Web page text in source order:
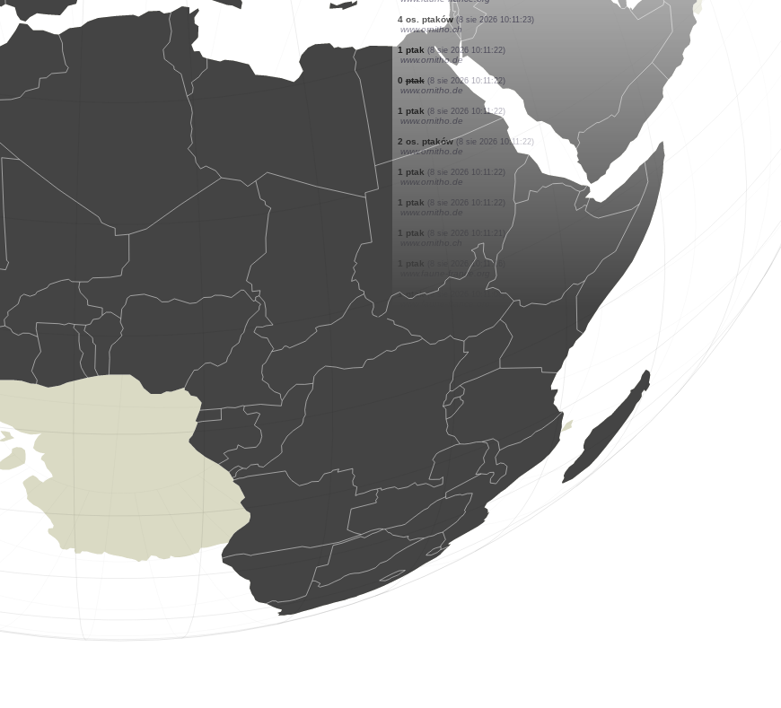
6 os. ptaków (8 sie 2026 10:11:32)
www.ornitho.de
0 ptak (8 sie 2026 10:11:29)
www.ornitho.ch
2 os. ptaków (8 sie 2026 10:11:29)
www.faune-france.org
2 os. ptaków (8 sie 2026 10:11:26)
www.ornitho.ch
1 ptak (8 sie 2026 10:11:26)
www.ornitho.at
20 os. ptaków (8 sie 2026 10:11:26)
www.ornitho.it
1 ptak (8 sie 2026 10:11:25)
www.faune-france.org
4 os. ptaków (8 sie 2026 10:11:23)
(8 sie 2026 10:11:22)
0ptak (8 sie 2026 10:11:22)
1 ptak (8 sie 2026 10:11:22)
www.ornitho.de
(8 sie 2026 10:11:22)
www.ornitho.de
(8 sie 2026 10:11:22)
www.ornitho.de
(8 sie 2026 10:11:22)
www.ornitho.de
(8 sie 2026 10:11:21)
www.ornitho.ch
(8 sie 2026 10:11:16)
www.faune-france.org
1 ptak (8 sie 2026 10:11:08)
www.faune-france.org
1 ptak (8 sie 2026 10:11:03)
www.ornitho.de
2 os. ptaków
www.ornitho.de